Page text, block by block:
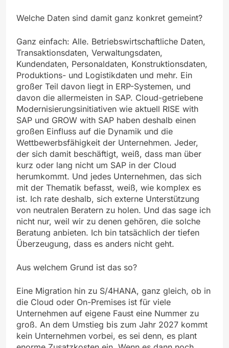
Welche Daten sind damit ganz konkret gemeint?
Ganz einfach: Alle. Betriebswirtschaftliche Daten,
Transaktionsdaten, Verwaltungsdaten,
Kundendaten, Personaldaten, Konstruktionsdaten,
Produktions- und Logistikdaten und mehr. Ein
großer Teil davon liegt in ERP-Systemen, und
davon die allermeisten in SAP. Cloud-getriebene
Modernisierungsinitiativen wie aktuell RISE with
SAP und GROW with SAP haben deshalb einen
großen Einfluss auf die Dynamik und die
Wettbewerbsfähigkeit der Unternehmen. Jeder,
der sich damit beschäftigt, weiß, dass man über
kurz oder lang nicht um SAP in der Cloud
herumkommt. Und jedes Unternehmen, das sich
mit der Thematik befasst, weiß, wie komplex es
ist. Ich rate deshalb, sich externe Unterstützung
von neutralen Beratern zu holen. Und das sage ich
nicht nur, weil wir zu denen gehören, die solche
Beratung anbieten. Ich bin tatsächlich der tiefen
Überzeugung, dass es anders nicht geht.
Aus welchem Grund ist das so?
Eine Migration hin zu S/4HANA, ganz gleich, ob in
die Cloud oder On-Premises ist für viele
Unternehmen auf eigene Faust eine Nummer zu
groß. An dem Umstieg bis zum Jahr 2027 kommt
kein Unternehmen vorbei, es sei denn, es plant